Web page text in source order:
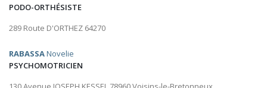
PODO-ORTHÉSISTE
289 Route D'ORTHEZ 64270
RABASSANovelie
PSYCHOMOTRICIEN